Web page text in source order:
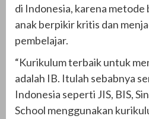
di Indonesia, karena metode
anak berpikir kritis dan
pembelajar.
“Kurikulum terbaik untuk
adalah IB. Itulah sebabnya
Indonesia seperti JIS, BIS,
School menggunakan